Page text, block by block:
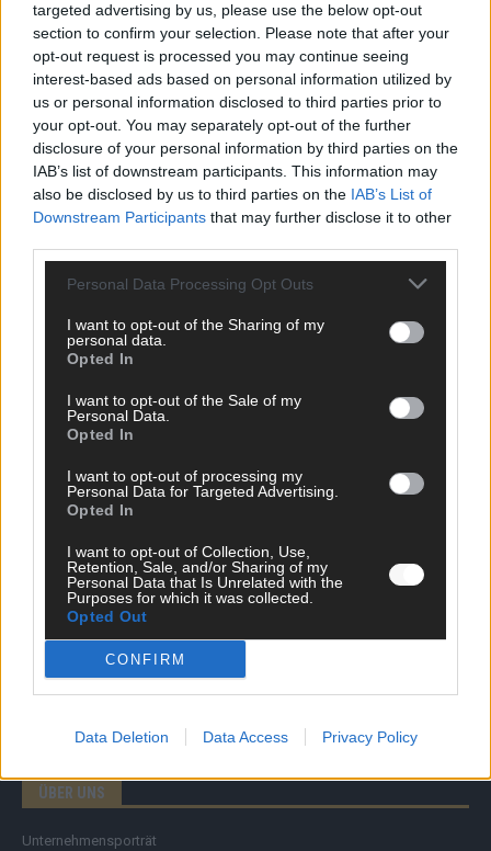
targeted advertising by us, please use the below opt-out
section to confirm your selection. Please note that after your
opt-out request is processed you may continue seeing
interest-based ads based on personal information utilized by
us or personal information disclosed to third parties prior to
your opt-out. You may separately opt-out of the further
disclosure of your personal information by third parties on the
IAB’s list of downstream participants. This information may
also be disclosed by us to third parties on the IAB’s List of
Downstream Participants that may further disclose it to other
Personal Data Processing Opt Outs
I want to opt-out of the Sharing of my
personal data.
Opted In
I want to opt-out of the Sale of my
Personal Data.
Opted In
I want to opt-out of processing my
Personal Data for Targeted Advertising.
Opted In
I want to opt-out of Collection, Use,
Retention, Sale, and/or Sharing of my
Personal Data that Is Unrelated with the
Purposes for which it was collected.
Opted Out
CONFIRM
Data Deletion Data Access Privacy Policy
DIREKT ZUM THEMA
Politik & Co
Money Matters
Brainpower
Specials
Meinung
Eurovision
FLASH – DAS VIDEOPORTAL
ÜBER UNS
Unternehmensporträt